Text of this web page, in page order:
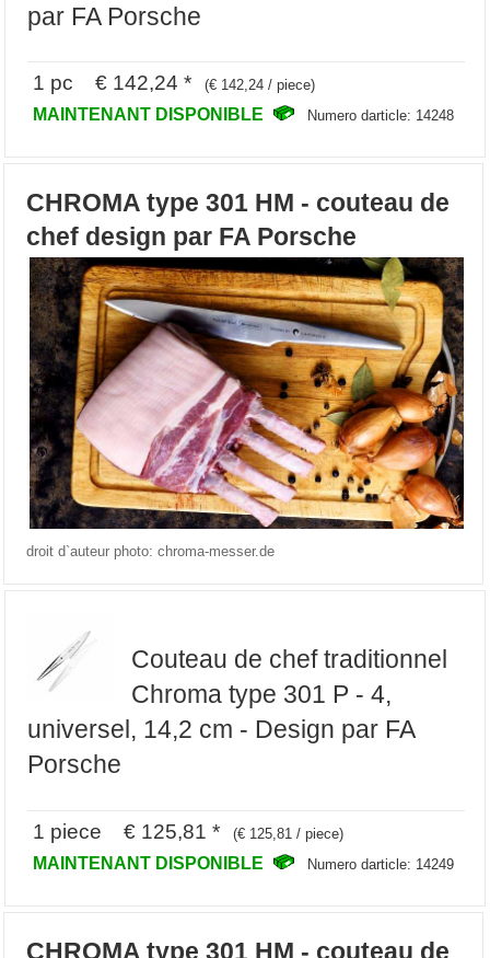
par FA Porsche
1 pc € 142,24 * (€ 142,24 / piece)
MAINTENANT DISPONIBLE Numero darticle: 14248
CHROMA type 301 HM - couteau de
chef design par FA Porsche
droit d`auteur photo: chroma-messer.de
Couteau de chef traditionnel
Chroma type 301 P - 4,
universel, 14,2 cm - Design par FA
Porsche
1 piece € 125,81 * (€ 125,81 / piece)
MAINTENANT DISPONIBLE Numero darticle: 14249
CHROMA type 301 HM - couteau de